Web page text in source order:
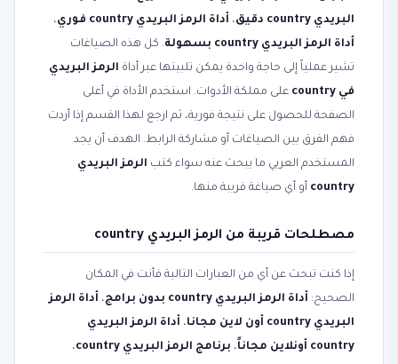
البريدي country دقيق
، أداة الرمز البريدي country فوري
،
أداة الرمز البريدي country بسهولة
. كل هذه الصياغات
تشير عملياً إلى حاجة واحدة يمكن تلبيتها عبر أداة الرمز البريدي
في country
على مملكة الأدوات. استخدم الأداة في أعلى
الصفحة للحصول على نتيجة فورية، ثم ارجع لهذا القسم إذا أردت
فهم الفرق بين الصياغات أو مشاركة الرابط. الهدف أن يجد
المستخدم العربي ما يبحث عنه سواء كتب الرمز البريدي
country أو أي صياغة قريبة منها.
مصطلحات قريبة من الرمز البريدي country
إذا كنت تبحث عن أي من العبارات التالية فأنت في المكان
الصحيح: أداة الرمز البريدي country بدون برامج ، أداة الرمز
البريدي country أون لاين مجانا
، أداة الرمز البريدي
country أونلاين مجاناً
، برنامج الرمز البريدي country
،